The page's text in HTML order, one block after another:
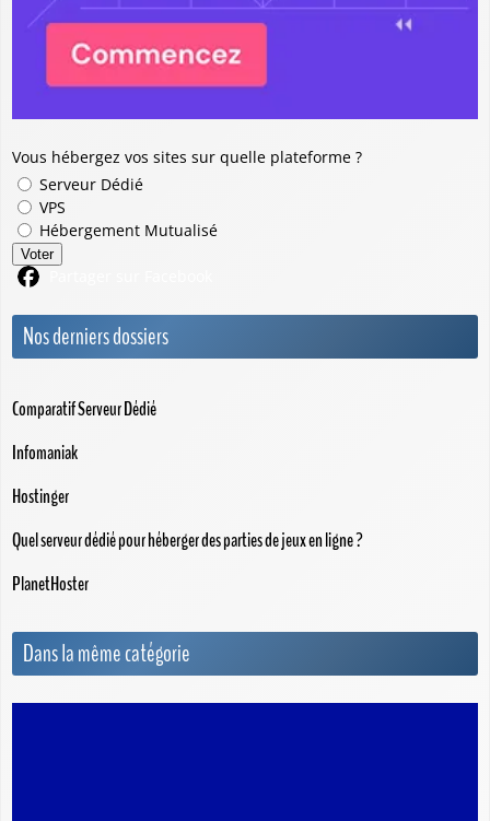
Vous hébergez vos sites sur quelle plateforme ?
Serveur Dédié
VPS
Hébergement Mutualisé
Voter
Nos derniers dossiers
Comparatif Serveur Dédié
Infomaniak
Hostinger
Quel serveur dédié pour héberger des parties de jeux en ligne ?
PlanetHoster
Dans la même catégorie